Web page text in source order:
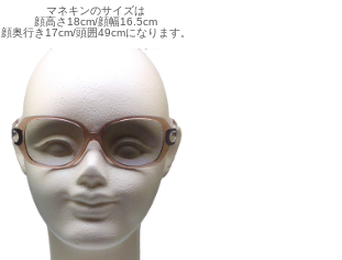
マネキンのサイズは
顔高さ18cm/顔幅16.5cm
顔奥行き17cm/頭囲49cmになります。